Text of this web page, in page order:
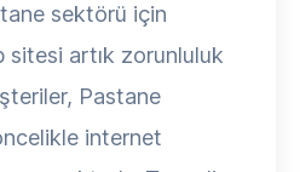
sektörü için
artık zorunluluk
Pastane
internet